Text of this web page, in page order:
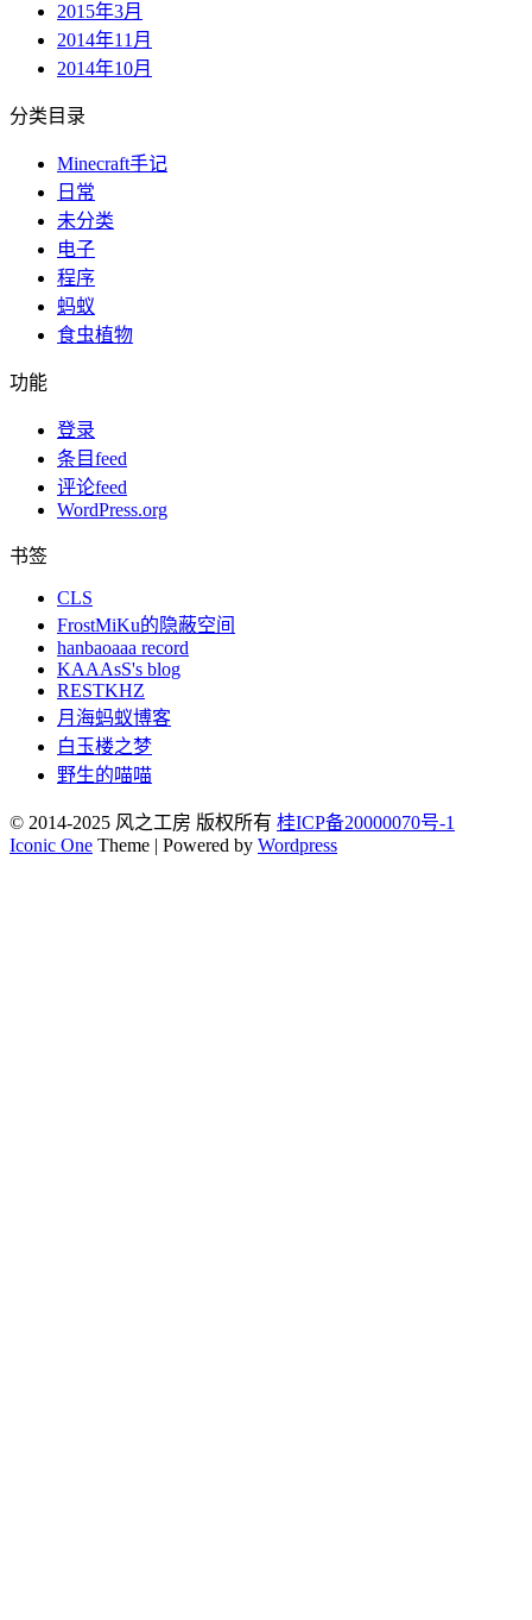
2015年3月
2014年11月
2014年10月
分类目录
Minecraft手记
日常
未分类
电子
程序
蚂蚁
食虫植物
功能
登录
条目feed
评论feed
WordPress.org
书签
CLS
FrostMiKu的隐蔽空间
hanbaoaaa record
KAAAsS's blog
RESTKHZ
月海蚂蚁博客
白玉楼之梦
野生的喵喵
© 2014-2025 风之工房 版权所有 桂ICP备20000070号-1
Iconic One Theme | Powered by Wordpress